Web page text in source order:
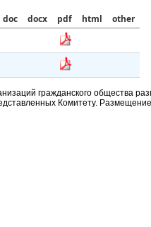
doc docx pdf html
other
гражданского общества
Комитету.